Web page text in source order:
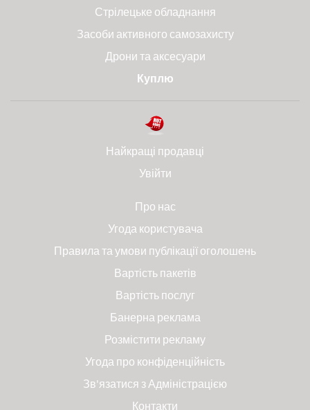
Стрілецьке обладнання
Засоби активного самозахисту
Дрони та аксесуари
Куплю
Найкращі продавці
Увійти
Про нас
Угода користувача
Правила та умови публікації оголошень
Вартість пакетів
Вартість послуг
Банерна реклама
Розмістити рекламу
Угода про конфіденційність
Зв'язатися з Адміністрацією
Контакти